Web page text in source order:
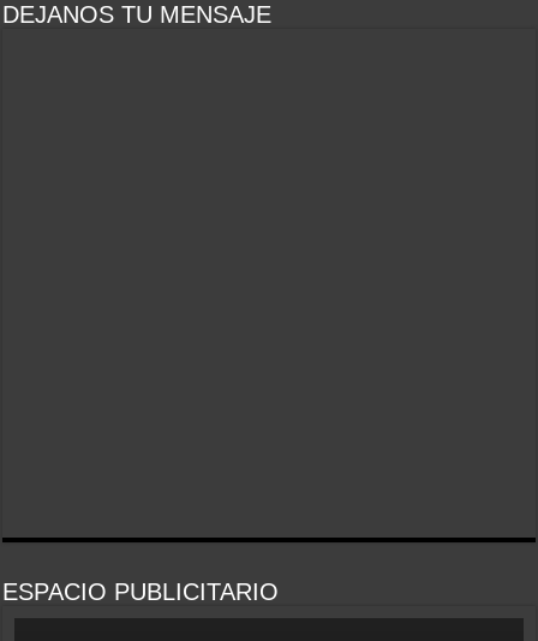
DEJANOS TU MENSAJE
ESPACIO PUBLICITARIO